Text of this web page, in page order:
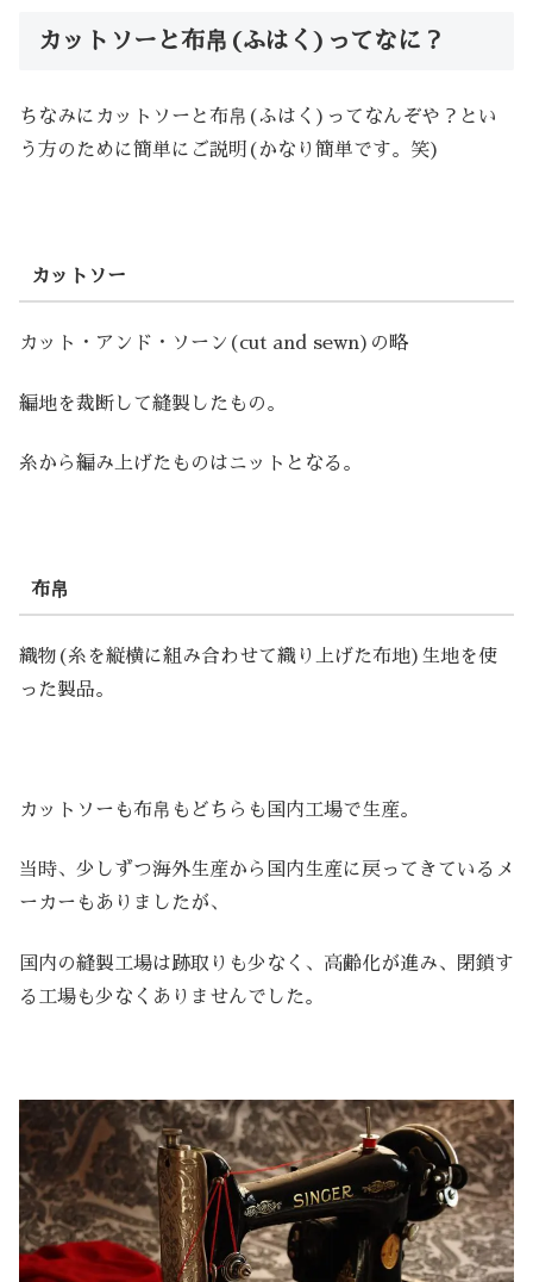
カットソーと布帛(ふはく)ってなに？
ちなみにカットソーと布帛(ふはく)ってなんぞや？とい
う方のために簡単にご説明(かなり簡単です。笑)
カットソー
カット・アンド・ソーン(cut and sewn)の略
編地を裁断して縫製したもの。
糸から編み上げたものはニットとなる。
布帛
織物(糸を縦横に組み合わせて織り上げた布地)生地を使
った製品。
カットソーも布帛もどちらも国内工場で生産。
当時、少しずつ海外生産から国内生産に戻ってきているメ
ーカーもありましたが、
国内の縫製工場は跡取りも少なく、高齢化が進み、閉鎖す
る工場も少なくありませんでした。